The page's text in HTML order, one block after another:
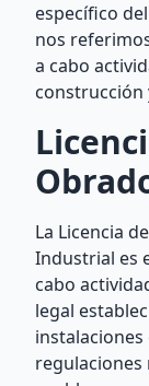
específico
nos
a cabo
construcción
La Licencia
Industrial es
cabo
legal
regulaciones